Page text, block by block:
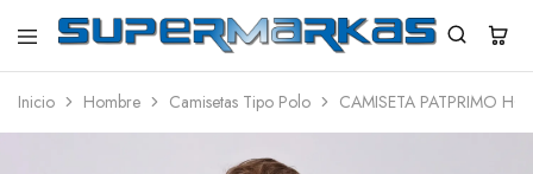
SuperMarkas
Ropa
con
Inicio Hombre Camisetas Tipo Polo CAMISETA PATPRIMO